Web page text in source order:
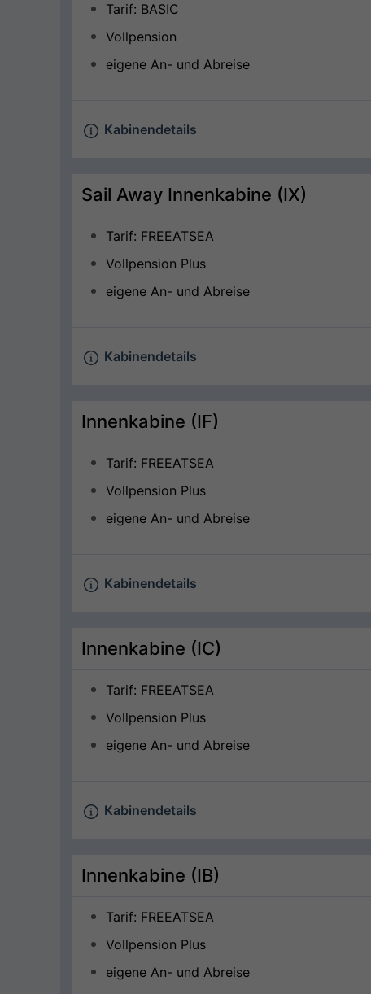
Tarif: BASIC
Vollpension
eigene An- und Abreise
Kabinendetails
Sail Away Innenkabine (IX)
Tarif: FREEATSEA
Vollpension Plus
eigene An- und Abreise
Kabinendetails
Innenkabine (IF)
Tarif: FREEATSEA
Vollpension Plus
eigene An- und Abreise
Kabinendetails
Innenkabine (IC)
Tarif: FREEATSEA
Vollpension Plus
eigene An- und Abreise
Kabinendetails
Innenkabine (IB)
Tarif: FREEATSEA
Vollpension Plus
eigene An- und Abreise